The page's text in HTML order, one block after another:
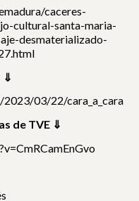
caceres-
cultural-santa-maria-
desmaterializado-
⇓
03/22/cara_a_cara/
de TVE ⇓